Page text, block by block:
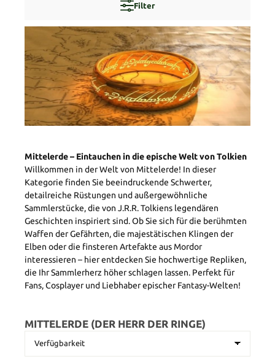
Filter
Mittelerde – Eintauchen in die epische Welt von Tolkien
Willkommen in der Welt von Mittelerde! In dieser
Kategorie finden Sie beeindruckende Schwerter,
detailreiche Rüstungen und außergewöhnliche
Sammlerstücke, die von J.R.R. Tolkiens legendären
Geschichten inspiriert sind. Ob Sie sich für die berühmten
Waffen der Gefährten, die majestätischen Klingen der
Elben oder die finsteren Artefakte aus Mordor
interessieren – hier entdecken Sie hochwertige Repliken,
die Ihr Sammlerherz höher schlagen lassen. Perfekt für
Fans, Cosplayer und Liebhaber epischer Fantasy-Welten!
MITTELERDE (DER HERR DER RINGE)